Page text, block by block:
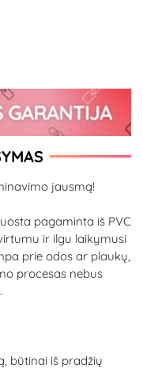
jausmą!
pagaminta iš PVC
ir ilgu laikymusi
prie odos ar plaukų,
procesas nebus
būtinai iš pradžių